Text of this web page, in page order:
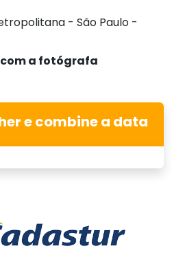
- São Paulo -
a fotógrafa
e combine a data